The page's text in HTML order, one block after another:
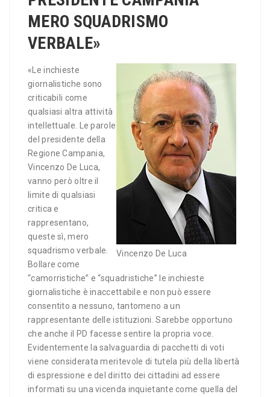
MERO SQUADRISMO
VERBALE»
Vincenzo De Luca
«Le inchieste
giornalistiche sono
criticabili come
qualsiasi altra attività
intellettuale. Le parole
del presidente della
Regione Campania,
Vincenzo De Luca,
vanno però oltre il
limite di qualsiasi
critica e
rappresentano,
queste sì, mero
squadrismo verbale.
Bollare come
“camorristiche” e “squadristiche” le inchieste
giornalistiche è inaccettabile e non può essere
consentito a nessuno, tantomeno a un
rappresentante delle istituzioni. Sarebbe opportuno
che anche il PD facesse sentire la propria voce.
Evidentemente la salvaguardia di pacchetti di voti
viene considerata meritevole di tutela più della libertà
di espressione e del diritto dei cittadini ad essere
informati su una vicenda inquietante come quella del